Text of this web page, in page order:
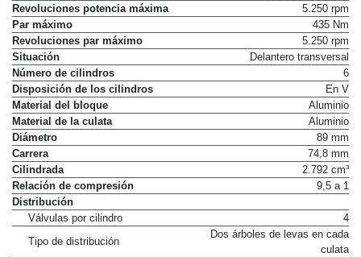
Revoluciones potencia máxima
5.250 rpm
Par máximo
435 Nm
Revoluciones par máximo
5.250 rpm
Situación
Delantero transversal
Número de cilindros
6
Disposición de los cilindros
En V
Material del bloque
Aluminio
Material de la culata
Aluminio
Diámetro
89 mm
Carrera
74,8 mm
Cilindrada
2.792 cm³
Relación de compresión
9,5 a 1
Distribución
Válvulas por cilindro
4
Tipo de distribución
Dos árboles de levas en cada
culata